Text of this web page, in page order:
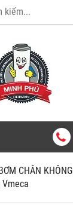
CHÂN KHÔNG